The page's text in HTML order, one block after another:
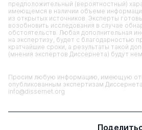
предположительный (вероятностный)
имеющемся в наличии объеме
из открытых источников. Эксперты
возобновить исследования в случае
обстоятельств. Любая дополнительная
на экспертизу, будет с благодарностью
кратчайшие сроки, а результаты такой
(мнения экспертов Диссернета) будут
Просим любую информацию, имеющую
опубликованным экспертизам
info@dissernet.org